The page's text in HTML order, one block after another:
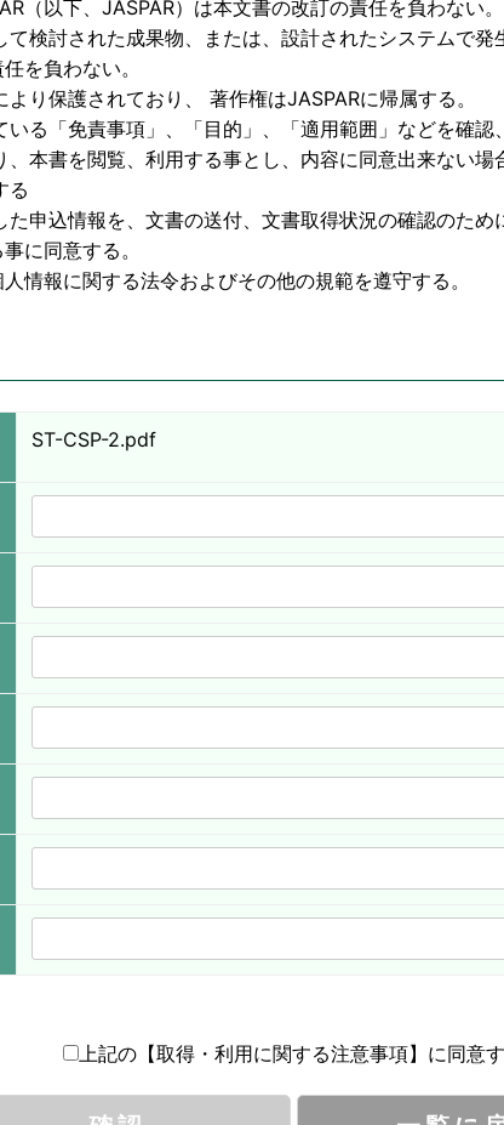
、JASPAR）は本文書の改訂の責任を負わない。
物、または、設計されたシステムで発生し
ない。
保護されており、 著作権はJASPARに帰属する。
いる「免責事項」、「目的」、「適用範囲」などを確認
用する事とし、内容に同意出来ない場合
た申込情報を、文書の送付、文書取得状況の確認のため
する。
法令およびその他の規範を遵守する。
ST-CSP-2.pdf
上記の【取得・利用に関する注意事項】に同意